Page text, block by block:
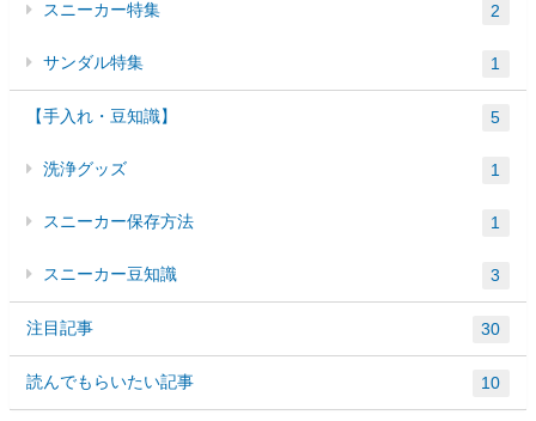
スニーカー特集 2
サンダル特集 1
【手入れ・豆知識】 5
洗浄グッズ 1
スニーカー保存方法 1
スニーカー豆知識 3
注目記事 30
読んでもらいたい記事 10